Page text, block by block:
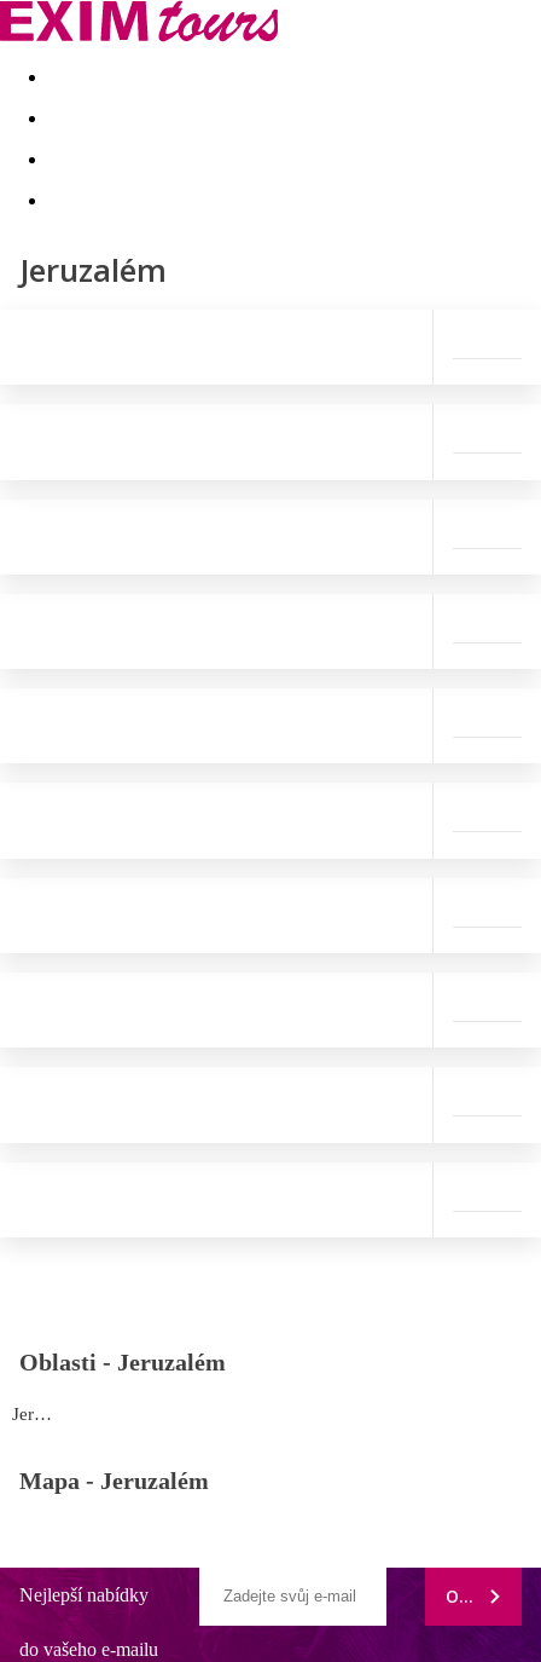
Akční nabídky Last minute
Jeruzalém
Oblasti - Jeruzalém
Jeruzalém
Mapa - Jeruzalém
Nejlepší nabídky
do vašeho e-mailu
ODEBÍRAT